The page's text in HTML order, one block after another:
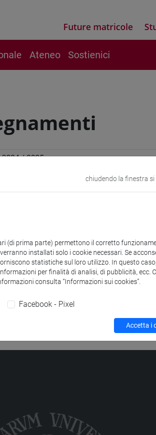
Future matricole
Ateneo Sostienici
RISCHI SOCIALI I- scienze filosofiche
chiudendo la finestra
(di prima parte) permettono il corretto
installati solo i cookie necessari. Se
statistiche sul loro utilizzo. In questo
per finalità di analisi, di pubblicità, ecc.
consulta “Informazioni sui cookies”.
Facebook - Pixel
Accetta i